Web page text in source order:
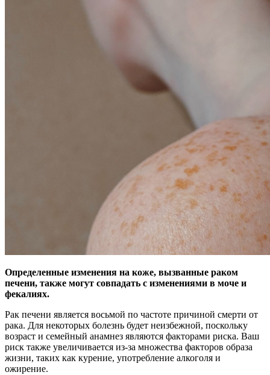
Определенные изменения на коже, вызванные раком
печени, также могут совпадать с изменениями в моче и
фекалиях.
Рак печени является восьмой по частоте причиной смерти от
рака. Для некоторых болезнь будет неизбежной, поскольку
возраст и семейный анамнез являются факторами риска. Ваш
риск также увеличивается из-за множества факторов образа
жизни, таких как курение, употребление алкоголя и
ожирение.